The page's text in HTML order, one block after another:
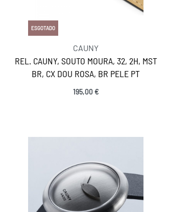
ESGOTADO
CAUNY
REL. CAUNY, SOUTO MOURA, 32, 2H, MST
BR, CX DOU ROSA, BR PELE PT
195,00€